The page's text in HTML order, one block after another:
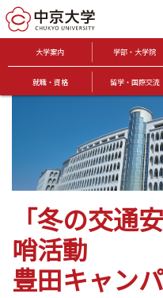
大学案内 学部・大学院
就職・資格 留学・国際交流
「冬の交通
哨活動
豊田キャン